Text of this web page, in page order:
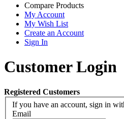
Compare Products
My Account
My Wish List
Create an Account
Sign In
Customer Login
Registered Customers
If you have an account, sign in
Email